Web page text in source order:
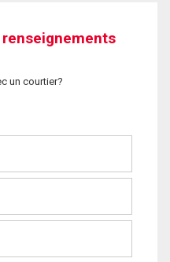
un courtier?